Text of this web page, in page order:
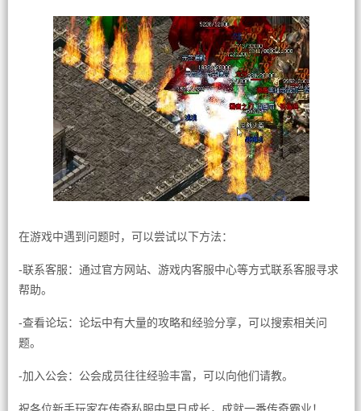
在游戏中遇到问题时，可以尝试以下方法：
-联系客服：通过官方网站、游戏内客服中心等方式联系客服寻求
帮助。
-查看论坛：论坛中有大量的攻略和经验分享，可以搜索相关问
题。
-加入公会：公会成员往往经验丰富，可以向他们请教。